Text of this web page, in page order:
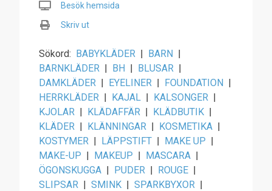
Besök hemsida
Skriv ut
Sökord: BABYKLÄDER | BARN |
BARNKLÄDER | BH | BLUSAR |
DAMKLÄDER | EYELINER | FOUNDATION |
HERRKLÄDER | KAJAL | KALSONGER |
KJOLAR | KLÄDAFFÄR | KLÄDBUTIK |
KLÄDER | KLÄNNINGAR | KOSMETIKA |
KOSTYMER | LÄPPSTIFT | MAKE UP |
MAKE-UP | MAKEUP | MASCARA |
ÖGONSKUGGA | PUDER | ROUGE |
SLIPSAR | SMINK | SPARKBYXOR |